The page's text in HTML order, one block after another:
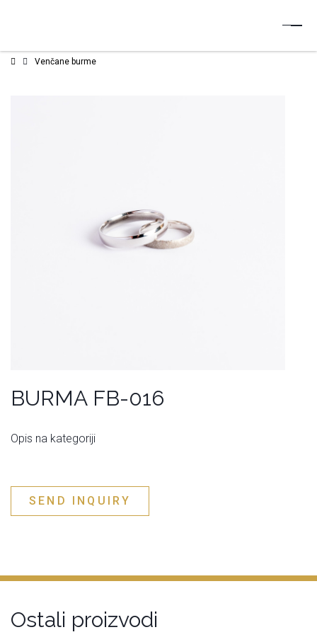
Venčane burme
BURMA FB-016
Opis na kategoriji
SEND INQUIRY
Ostali proizvodi